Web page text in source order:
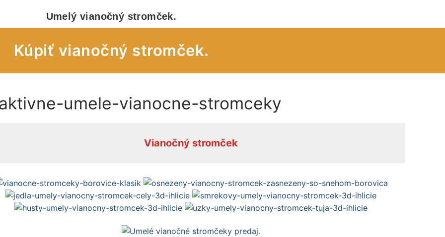
Umelý vianočný stromček.
Kúpiť vianočný stromček.
umele-vianocne-stromceky
Vianočný stromček